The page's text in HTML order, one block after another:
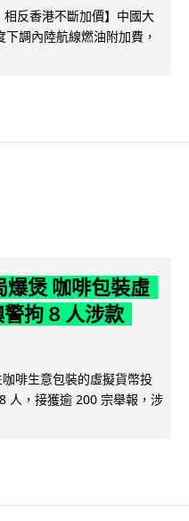
相反香港不斷加價】中國大
調內陸航線燃油附加費，
煲 咖啡包裝虛
拘 8 人涉款
啡生意包裝的虛擬貨幣投
人，接獲逾 200 宗舉報，涉